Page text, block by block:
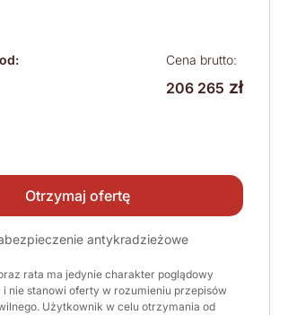
Cena brutto:
206 265 zł
Otrzymaj ofertę
antykradzieżowe
rata ma jedynie charakter poglądowy
i nie stanowi oferty w rozumieniu przepisów
Użytkownik w celu otrzymania od